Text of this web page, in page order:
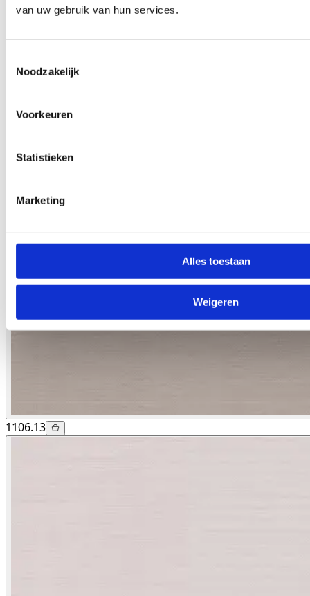
van uw gebruik van hun services.
Noodzakelijk
Voorkeuren
Statistieken
Marketing
Alles toestaan
Weigeren
1106.13